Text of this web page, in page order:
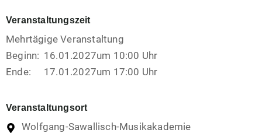
Veranstaltungszeit
Mehrtägige Veranstaltung
Beginn: 16.01.2027um 10:00 Uhr
Ende:
17.01.2027um 17:00 Uhr
Veranstaltungsort
Wolfgang-Sawallisch-Musikakademie